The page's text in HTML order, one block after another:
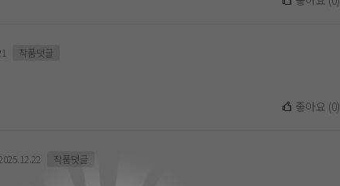
작품댓글
좋아요 (0)
작품댓글